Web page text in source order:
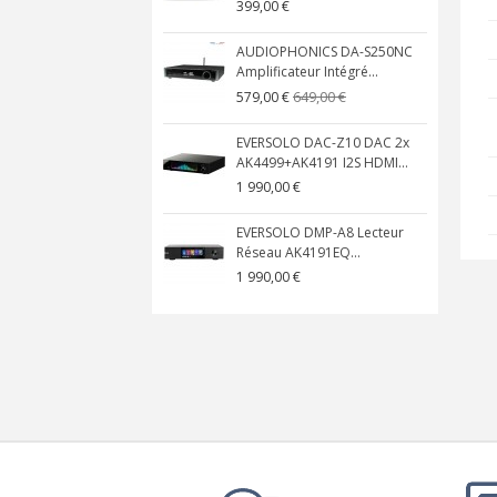
399,00 €
AUDIOPHONICS DA-S250NC
Amplificateur Intégré...
579,00 €649,00 €
EVERSOLO DAC-Z10 DAC 2x
AK4499+AK4191 I2S HDMI...
1 990,00 €
EVERSOLO DMP-A8 Lecteur
Réseau AK4191EQ...
1 990,00 €